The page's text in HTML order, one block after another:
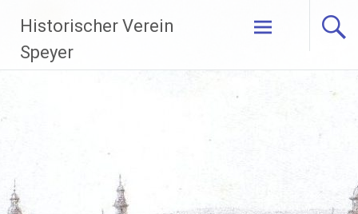
Inhalt
springen
Historischer Verein
Speyer